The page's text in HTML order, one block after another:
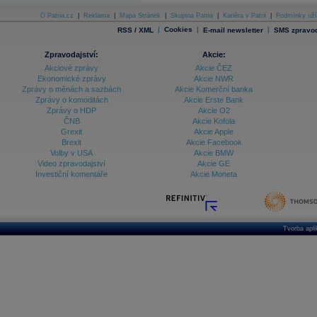
O Patria.cz Reklama Mapa Stránek Skupina Patria Kariéra v Patrii Podmínky
RSS / XML | Cookies | E-mail newsletter | SMS
Zpravodajství:
Akciové zprávy
Ekonomické zprávy
Zprávy o měnách a sazbách
Zprávy o komoditách
Zprávy o HDP
ČNB
Grexit
Brexit
Volby v USA
Video zpravodajství
Investiční komentáře
Akcie:
Akcie ČEZ
Akcie NWR
Akcie Komerční banka
Akcie Erste Bank
Akcie O2
Akcie Kofola
Akcie Apple
Akcie Facebook
Akcie BMW
Akcie GE
Akcie Moneta
Tvorba